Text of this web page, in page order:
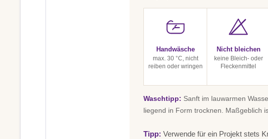
Handwäsche
max. 30 °C, nicht
reiben oder wringen
Nicht bleichen
keine Bleich- oder
Fleckenmittel
Waschtipp: Sanft im lauwarmen
liegend in Form trocknen. Maßgeblich
Tipp: Verwende für ein Projekt stets